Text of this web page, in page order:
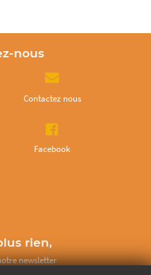
nous
Contactez nous
Facebook
rien,
newsletter